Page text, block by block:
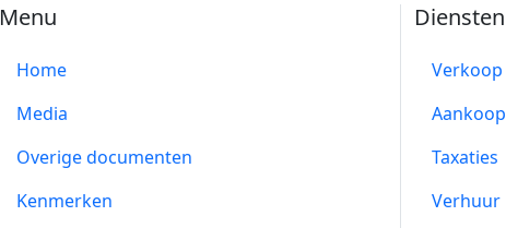
Menu
Home
Media
Overige documenten
Kenmerken
Diensten
Verkoop
Aankoop
Taxaties
Verhuur